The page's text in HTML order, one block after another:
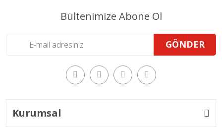
Bültenimize Abone Ol
GÖNDER
Kurumsal